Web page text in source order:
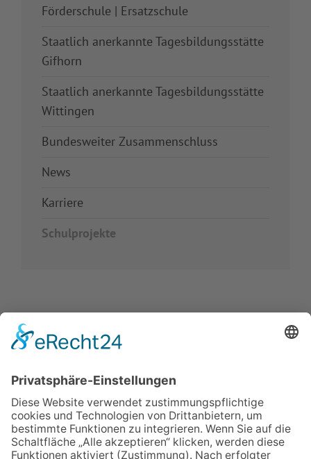
Förderschule | Ersatzschule
Staatlich anerkannte Tagesbildungsstätte
Gifhorn
Staatlich anerkannte Tagesbildungsstätte
Wittingen
Bundesweiter Zusammenschluss
News
Karriere
Schulprojekte
IMPRESSUM
VERBRAUCHERSTREITBEILEGUNGSGESETZ
HINWEISGEBERSCHUTZGESETZ LINKS/PARTNER